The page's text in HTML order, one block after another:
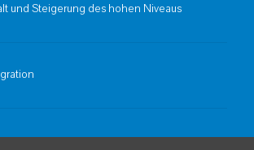
und Steigerung des hohen Niveaus